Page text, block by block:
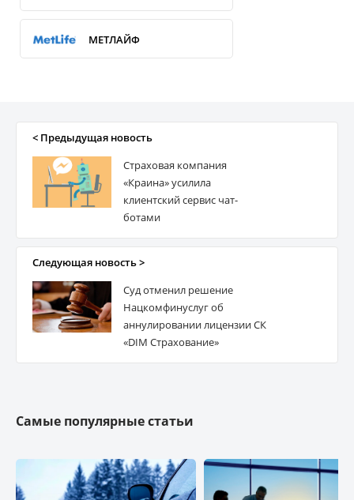
МЕТЛАЙФ
ТАС (life)
< Предыдущая новость
Страховая компания
«Краина» усилила
клиентский сервис чат-
ботами
Следующая новость >
Суд отменил решение
Нацкомфинуслуг об
аннулировании лицензии СК
«DIM Страхование»
Самые популярные статьи